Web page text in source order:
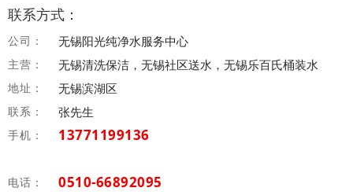
联系方式：
公司： 无锡阳光纯净水服务中心
主营： 无锡清洗保洁，无锡社区送水，无锡乐百氏桶装水
地址： 无锡滨湖区
联系： 张先生
手机： 13771199136
电话： 0510-66892095